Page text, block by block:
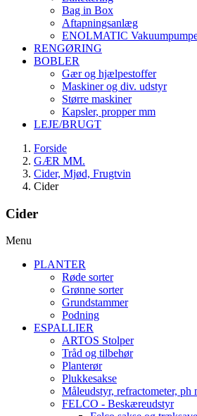
Bag in Box
Aftapningsanlæg
ENOLMATIC
RENGØRING
BOBLER
Gær og hjælpestoffer
Maskiner og div. udstyr
Større maskiner
Kapsler, propper mm
LEJE/BRUGT
Forside
GÆR MM.
Cider, Mjød, Frugtvin
Cider
Cider
Menu
PLANTER
Røde sorter
Grønne sorter
Grundstammer
Podning
ESPALLIER
ARTOS Stolper
Tråd og tilbehør
Planterør
Plukkesakse
Måleudstyr, refractometer, ph
FELCO - Beskæreudstyr